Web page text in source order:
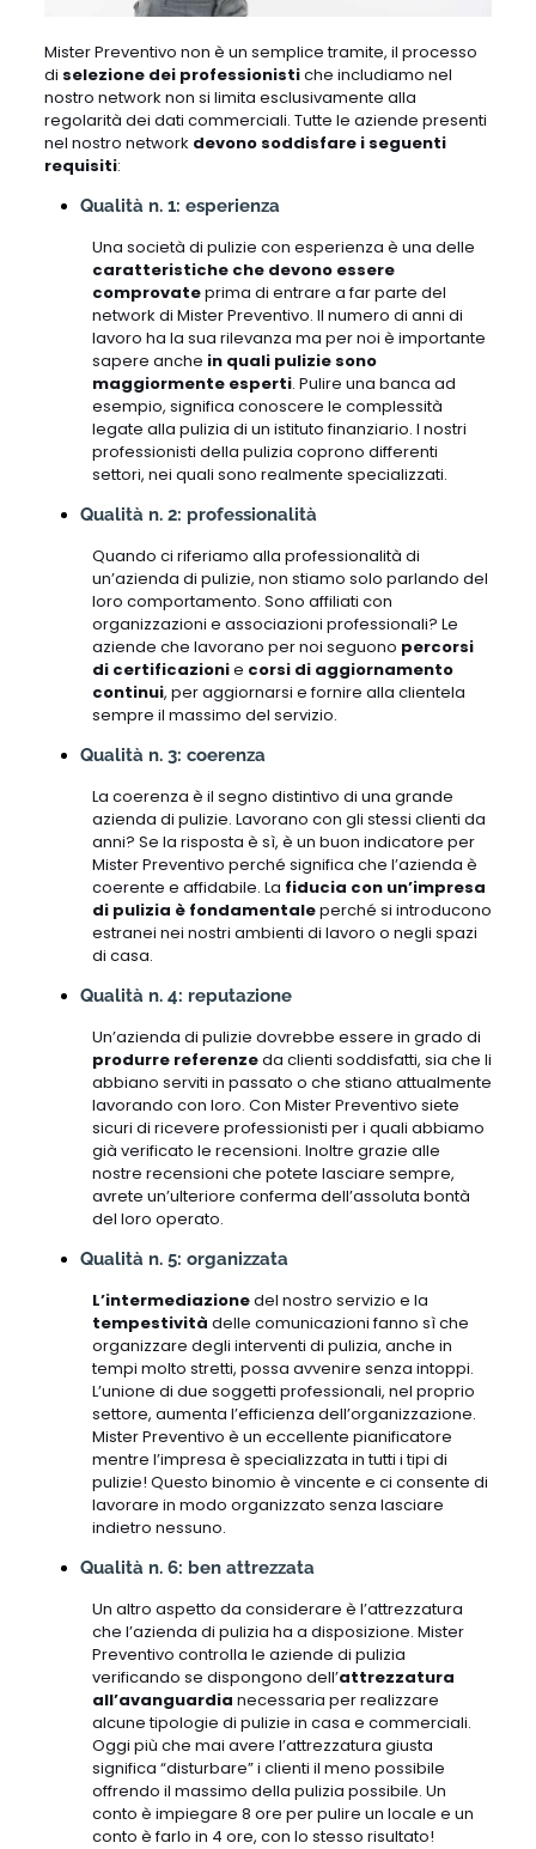
Mister Preventivo non è un semplice tramite, il processo
di selezione dei professionistiche includiamo nel
nostro network non si limita esclusivamente alla
regolarità dei dati commerciali. Tutte le aziende presenti
nel nostro network devono soddisfare i seguenti
requisiti:
Qualità n. 1: esperienza
Una società di pulizie con esperienza è una delle
caratteristiche che devono essere
comprovateprima di entrare a far parte del
network di Mister Preventivo. Il numero di anni di
lavoro ha la sua rilevanza ma per noi è importante
sapere anche in quali pulizie sono
maggiormente esperti. Pulire una banca ad
esempio, significa conoscere le complessità
legate alla pulizia di un istituto finanziario. I nostri
professionisti della pulizia coprono differenti
settori, nei quali sono realmente specializzati.
Qualità n. 2: professionalità
Quando ci riferiamo alla professionalità di
un’azienda di pulizie, non stiamo solo parlando del
loro comportamento. Sono affiliati con
organizzazioni e associazioni professionali? Le
aziende che lavorano per noi seguono percorsi
di certificazionie corsi di aggiornamento
continui, per aggiornarsi e fornire alla clientela
sempre il massimo del servizio.
Qualità n. 3: coerenza
La coerenza è il segno distintivo di una grande
azienda di pulizie. Lavorano con gli stessi clienti da
anni? Se la risposta è sì, è un buon indicatore per
Mister Preventivo perché significa che l’azienda è
coerente e affidabile. La fiducia con un’impresa
di pulizia è fondamentaleperché si introducono
estranei nei nostri ambienti di lavoro o negli spazi
di casa.
Qualità n. 4: reputazione
Un’azienda di pulizie dovrebbe essere in grado di
produrre referenzeda clienti soddisfatti, sia che li
abbiano serviti in passato o che stiano attualmente
lavorando con loro. Con Mister Preventivo siete
sicuri di ricevere professionisti per i quali abbiamo
già verificato le recensioni. Inoltre grazie alle
nostre recensioni che potete lasciare sempre,
avrete un’ulteriore conferma dell’assoluta bontà
del loro operato.
Qualità n. 5: organizzata
L’intermediazionedel nostro servizio e la
tempestività delle comunicazioni fanno sì che
organizzare degli interventi di pulizia, anche in
tempi molto stretti, possa avvenire senza intoppi.
L’unione di due soggetti professionali, nel proprio
settore, aumenta l’efficienza dell’organizzazione.
Mister Preventivo è un eccellente pianificatore
mentre l’impresa è specializzata in tutti i tipi di
pulizie! Questo binomio è vincente e ci consente di
lavorare in modo organizzato senza lasciare
indietro nessuno.
Qualità n. 6: ben attrezzata
Un altro aspetto da considerare è l’attrezzatura
che l’azienda di pulizia ha a disposizione. Mister
Preventivo controlla le aziende di pulizia
verificando se dispongono dell’attrezzatura
all’avanguardia necessaria per realizzare
alcune tipologie di pulizie in casa e commerciali.
Oggi più che mai avere l’attrezzatura giusta
significa “disturbare” i clienti il meno possibile
offrendo il massimo della pulizia possibile. Un
conto è impiegare 8 ore per pulire un locale e un
conto è farlo in 4 ore, con lo stesso risultato!